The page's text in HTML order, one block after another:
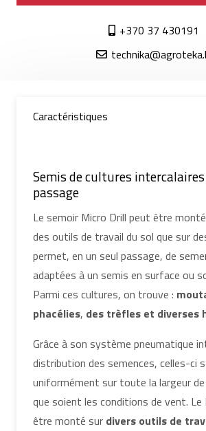
+370 37 430191
Caractéristiques
Semis de cultures
passage
Le semoir Micro Drill peut être
des outils de travail du sol que sur
permet, en un seul passage, de
adaptées à un semis en surface ou
Parmi ces cultures, on trouve :
phacélies, des trèfles et diverses
Grâce à son système pneumatique
distribution des semences, celles-ci
uniformément sur toute la largeur
que soient les conditions de vent. Le
être monté sur divers outils de